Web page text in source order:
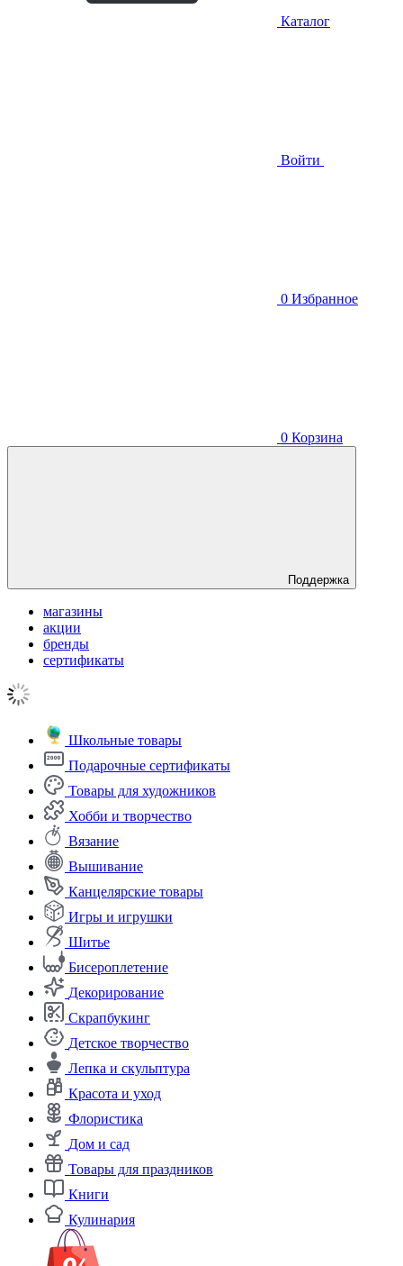
Каталог
Войти
0 Избранное
0 Корзина
Поддержка
магазины
акции
бренды
сертификаты
Школьные товары
Подарочные сертификаты
Товары для художников
Хобби и творчество
Вязание
Вышивание
Канцелярские товары
Игры и игрушки
Шитье
Бисероплетение
Декорирование
Скрапбукинг
Детское творчество
Лепка и скульптура
Красота и уход
Флористика
Дом и сад
Товары для праздников
Книги
Кулинария